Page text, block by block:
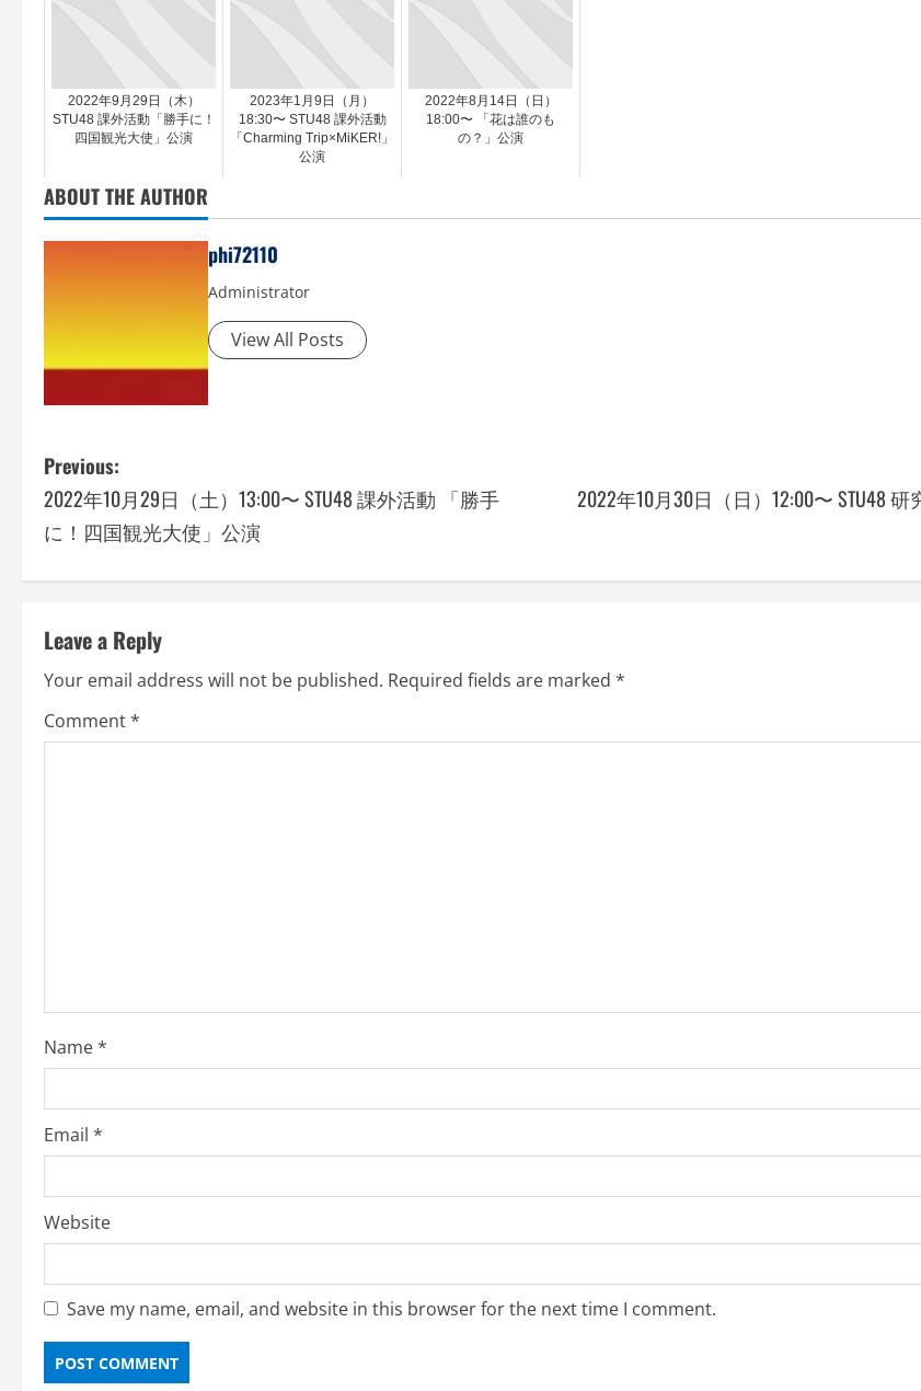
2022年9月29日（木）
STU48 課外活動「勝手に！
四国観光大使」公演
2023年1月9日（月）
18:30〜 STU48 課外活動
「Charming Trip×MiKER!」
公演
2022年8月14日（日）
18:00〜 「花は誰のも
の？」公演
ABOUT THE AUTHOR
phi72110
Administrator
View All Posts
P
o
n
a
v
o
n
Previous:
2022年10月29日（土）13:00〜 STU48 課外活動 「勝手
に！四国観光大使」公演
2022年10月30日（日）12:00〜 STU48
Leave a Reply
Your email address will not be published. Required fields are marked *
Comment*
Name*
Email *
Website
Save my name, email, and website in this browser for the next time I comment.